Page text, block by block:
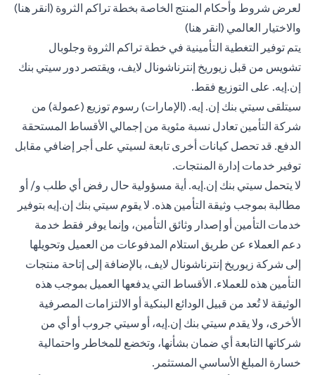
لعرض شروط وأحكام المنتج الخاصة بخطة تراكم الثروة (انقر هنا)
والاختيار العالمي (انقر هناopens in a new tab
)
يتم توفير التغطية التأمينية في خطة تراكم الثروة وجلوبال
تشويس من قبل زيوريخ إنترناشونال لايف، ويقتصر دور سيتي بنك
إن.إيه. على التوزيع فقط.
سيتلقى سيتي بنك إن. إيه. (الإمارات) رسوم توزيع (عمولة) من
شركة التأمين تعادل نسبة مئوية من إجمالي الأقساط المستحقة
الدفع. قد تحصل كيانات أخرى تابعة لسيتي على أجر إضافي مقابل
توفير خدمات إدارة المنتجات.
لا يتحمل سيتي بنك إن.إيه. أية مسؤولية حال رفض أي طلب و/ أو
مطالبة بموجب وثيقة التأمين هذه. لا يقوم سيتي بنك إن.إيه بتوفير
خدمات التأمين أو إصدار وثائق التأمين، وإنما يوفر فقط خدمة
دعم العملاء عن طريق استلام المدفوعات من العميل وتحويلها
إلى شركة زيوريخ إنترناشونال لايف، بالإضافة إلى إتاحة منتجات
التأمين هذه للعملاء. الأقساط التي يدفعها العميل بموجب هذه
الوثيقة لا تُعد من قبيل الودائع البنكية أو الالتزامات المصرفية
الأخرى، ولا يقدم سيتي بنك إن.إيه، أو سيتي جروب أو أي من
شركاتها التابعة أي ضمان بشأنها، وتخضع للمخاطر واحتمالية
خسارة المبلغ الأساسي المستثمر.